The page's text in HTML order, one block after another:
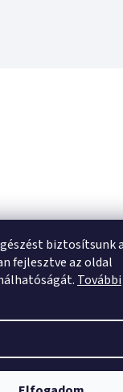
biztosítsunk
fejlesztve az oldal
További